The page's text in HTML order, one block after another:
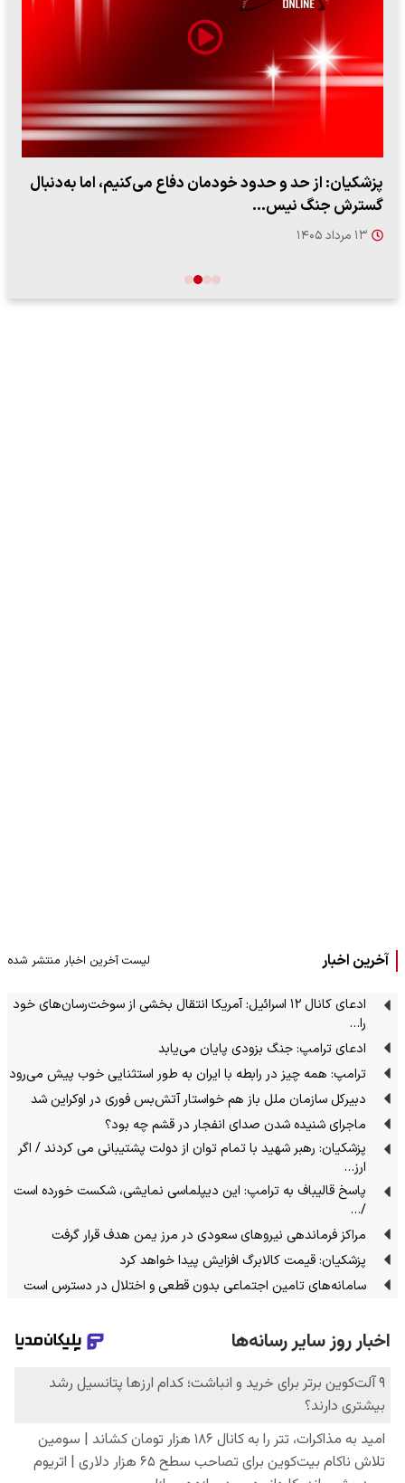
پزشکیان: از حد و حدود خودمان دفاع می‌کنیم، اما به‌دنبال
گسترش جنگ نیس…
۱۳ مرداد ۱۴۰۵
آخرین اخبار لیست آخرین اخبار منتشر شده
ادعای کانال ۱۲ اسرائیل: آمریکا انتقال بخشی از سوخت‌رسان‌های خود
را…
ادعای ترامپ: جنگ بزودی پایان می‌یابد
ترامپ: همه چیز در رابطه با ایران به طور استثنایی خوب پیش می‌رود
دبیرکل سازمان ملل باز هم خواستار آتش‌بس فوری در اوکراین شد
ماجرای شنیده شدن صدای انفجار در قشم چه بود؟
پزشکیان: رهبر شهید با تمام توان از دولت پشتیبانی می کردند / اگر
ارز…
پاسخ قالیباف به ترامپ: این دیپلماسی نمایشی، شکست خورده است
/…
مراکز فرماندهی نیروهای سعودی در مرز یمن هدف قرار گرفت
پزشکیان: قیمت کالابرگ افزایش پیدا خواهد کرد
سامانه‌های تامین اجتماعی بدون قطعی و اختلال در دسترس است